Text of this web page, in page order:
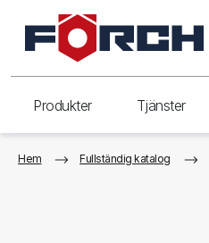
Produkter Tjänster
Hem Fullständig katalog